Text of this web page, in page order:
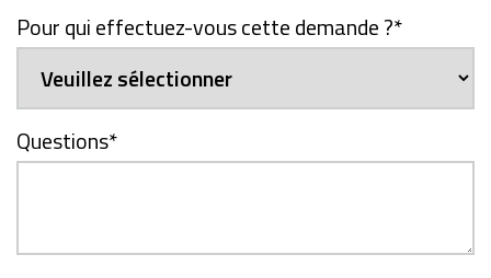
Pour qui effectuez-vous cette demande ?*
Questions*